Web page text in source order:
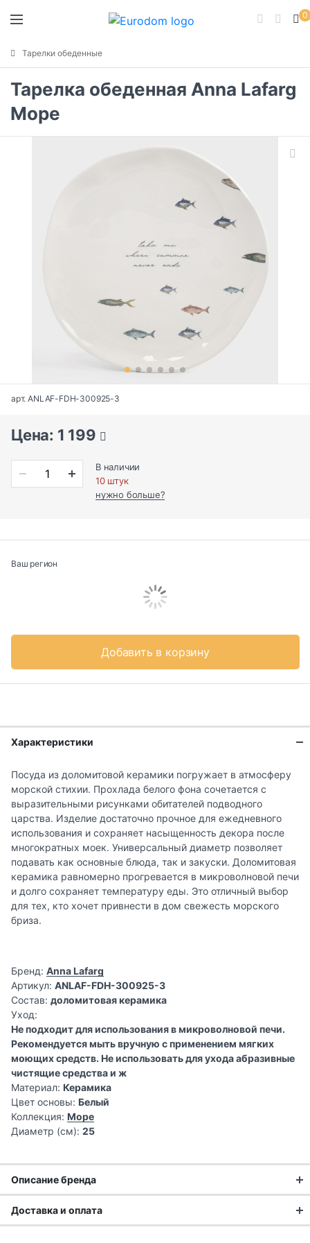
0
Тарелки обеденные
Тарелка обеденная Anna Lafarg
Море
арт. ANLAF-FDH-300925-3
Цена: 1 199
В наличии
10 штук
нужно больше?
Ваш регион
Добавить в корзину
Характеристики
Посуда из доломитовой керамики погружает в атмосферу
морской стихии. Прохлада белого фона сочетается с
выразительными рисунками обитателей подводного
царства. Изделие достаточно прочное для ежедневного
использования и сохраняет насыщенность декора после
многократных моек. Универсальный диаметр позволяет
подавать как основные блюда, так и закуски. Доломитовая
керамика равномерно прогревается в микроволновой печи
и долго сохраняет температуру еды. Это отличный выбор
для тех, кто хочет привнести в дом свежесть морского
бриза.
Бренд: Anna Lafarg
Артикул: ANLAF-FDH-300925-3
Состав: доломитовая керамика
Уход:
Не подходит для использования в микроволновой печи.
Рекомендуется мыть вручную с применением мягких
моющих средств. Не использовать для ухода абразивные
чистящие средства и ж
Материал: Керамика
Цвет основы: Белый
Коллекция: Море
Диаметр (см): 25
Описание бренда
Анна Лафарг: 25 лет создания
эстетики домашнего уюта
Доставка и оплата